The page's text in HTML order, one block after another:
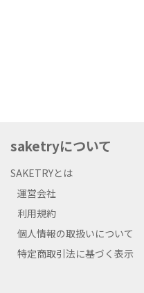
saketryについて
SAKETRYとは
運営会社
利用規約
個人情報の取扱いについて
特定商取引法に基づく表示